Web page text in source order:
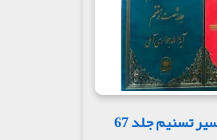
تسنیم جلد 67